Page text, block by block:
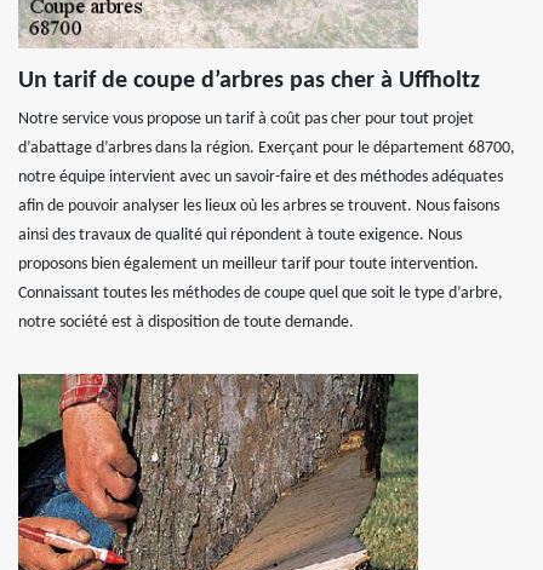
Un tarif de coupe d’arbres pas cher à Uffholtz
Notre service vous propose un tarif à coût pas cher pour tout projet
d’abattage d’arbres dans la région. Exerçant pour le département 68700,
notre équipe intervient avec un savoir-faire et des méthodes adéquates
afin de pouvoir analyser les lieux où les arbres se trouvent. Nous faisons
ainsi des travaux de qualité qui répondent à toute exigence. Nous
proposons bien également un meilleur tarif pour toute intervention.
Connaissant toutes les méthodes de coupe quel que soit le type d’arbre,
notre société est à disposition de toute demande.